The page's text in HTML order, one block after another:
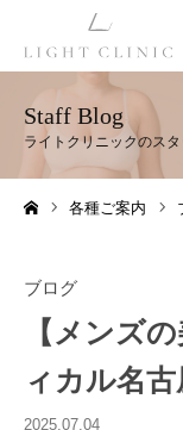
Staff Blog
各種ご案内
ブログ
【メンズ
ィカル名古
2025.07.04